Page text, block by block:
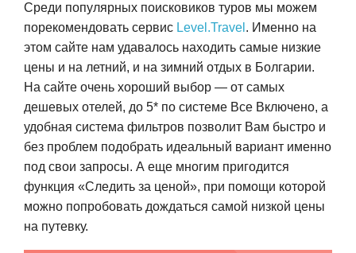
Среди популярных поисковиков туров мы можем
порекомендовать сервис Level.Travel . Именно на
этом сайте нам удавалось находить самые низкие
цены и на летний, и на зимний отдых в Болгарии.
На сайте очень хороший выбор — от самых
дешевых отелей, до 5* по системе Все Включено, а
удобная система фильтров позволит Вам быстро и
без проблем подобрать идеальный вариант именно
под свои запросы. А еще многим пригодится
функция «Следить за ценой», при помощи которой
можно попробовать дождаться самой низкой цены
на путевку.